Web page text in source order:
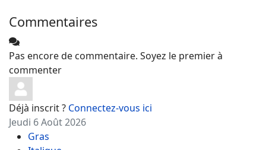
Commentaires
Pas encore de commentaire. Soyez le premier à
commenter
Déjà inscrit ? Connectez-vous ici
Jeudi 6 Août 2026
Gras